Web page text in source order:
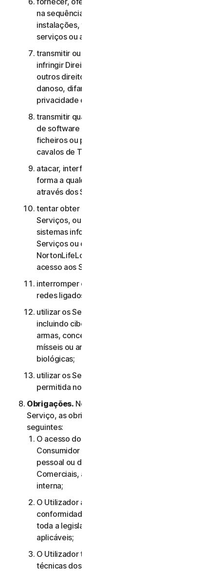
na sequência de um contrato de gestão de
instalações, timesharing, fornecimento de
serviços ou agenciamento de serviços;
transmitir ou armazenar material que possa
infringir Direitos de Propriedade Intelectual ou
outros direitos de terceiros ou que seja ilegal,
danoso, difamatório, injurioso ou invasivo da
privacidade de terceiros;
transmitir qualquer material que contenha vírus
de software ou outro código informático,
ficheiros ou programas prejudiciais, como
cavalos de Troia, worms ou time bombs;
atacar, interferir, negar o serviço de qualquer
forma a qualquer outra rede, computador ou nó
através dos Serviços;
tentar obter acesso não autorizado a quaisquer
Serviços, ou às contas de outros utilizadores, ou
sistemas informáticos ou redes ligados aos
Serviços ou contornar quaisquer medidas que a
NortonLifeLock utilize para evitar ou restringir o
acesso aos Serviços;
interromper ou interferir com servidores ou
redes ligados a quaisquer Serviços;
utilizar os Serviços para quaisquer fins militares,
incluindo ciberguerra, desenvolvimento de
armas, conceção, fabrico ou produção de
mísseis ou armas nucleares, químicas ou
biológicas;
utilizar os Serviços de qualquer forma não
permitida nos termos do presente Contrato.
Obrigações. No que diz respeito à utilização do
Serviço, as obrigações do Utilizador são as
seguintes:
O acesso do utilizador aos Serviços de
Consumidor destina-se apenas à sua utilização
pessoal ou doméstica ou, no caso dos Serviços
Comerciais, apenas à sua utilização empresarial
interna;
O Utilizador aceita utilizar os Serviços em
conformidade com o presente Contrato e com
toda a legislação e todos os regulamentos
aplicáveis;
O Utilizador tem de cumprir quaisquer limitações
técnicas dos Serviços e/ou do Software.